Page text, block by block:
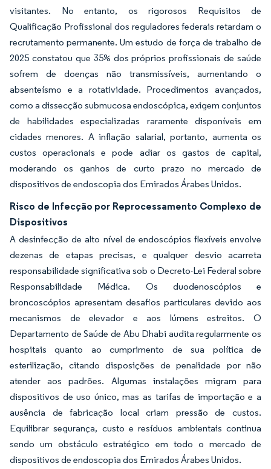
visitantes. No entanto, os rigorosos Requisitos de
Qualificação Profissional dos reguladores federais retardam o
recrutamento permanente. Um estudo de força de trabalho de
2025 constatou que 35% dos próprios profissionais de saúde
sofrem de doenças não transmissíveis, aumentando o
absenteísmo e a rotatividade. Procedimentos avançados,
como a dissecção submucosa endoscópica, exigem conjuntos
de habilidades especializadas raramente disponíveis em
cidades menores. A inflação salarial, portanto, aumenta os
custos operacionais e pode adiar os gastos de capital,
moderando os ganhos de curto prazo no mercado de
dispositivos de endoscopia dos Emirados Árabes Unidos.
Risco de Infecção por Reprocessamento Complexo de
Dispositivos
A desinfecção de alto nível de endoscópios flexíveis envolve
dezenas de etapas precisas, e qualquer desvio acarreta
responsabilidade significativa sob o Decreto-Lei Federal sobre
Responsabilidade Médica. Os duodenoscópios e
broncoscópios apresentam desafios particulares devido aos
mecanismos de elevador e aos lúmens estreitos. O
Departamento de Saúde de Abu Dhabi audita regularmente os
hospitais quanto ao cumprimento de sua política de
esterilização, citando disposições de penalidade por não
atender aos padrões. Algumas instalações migram para
dispositivos de uso único, mas as tarifas de importação e a
ausência de fabricação local criam pressão de custos.
Equilibrar segurança, custo e resíduos ambientais continua
sendo um obstáculo estratégico em todo o mercado de
dispositivos de endoscopia dos Emirados Árabes Unidos.